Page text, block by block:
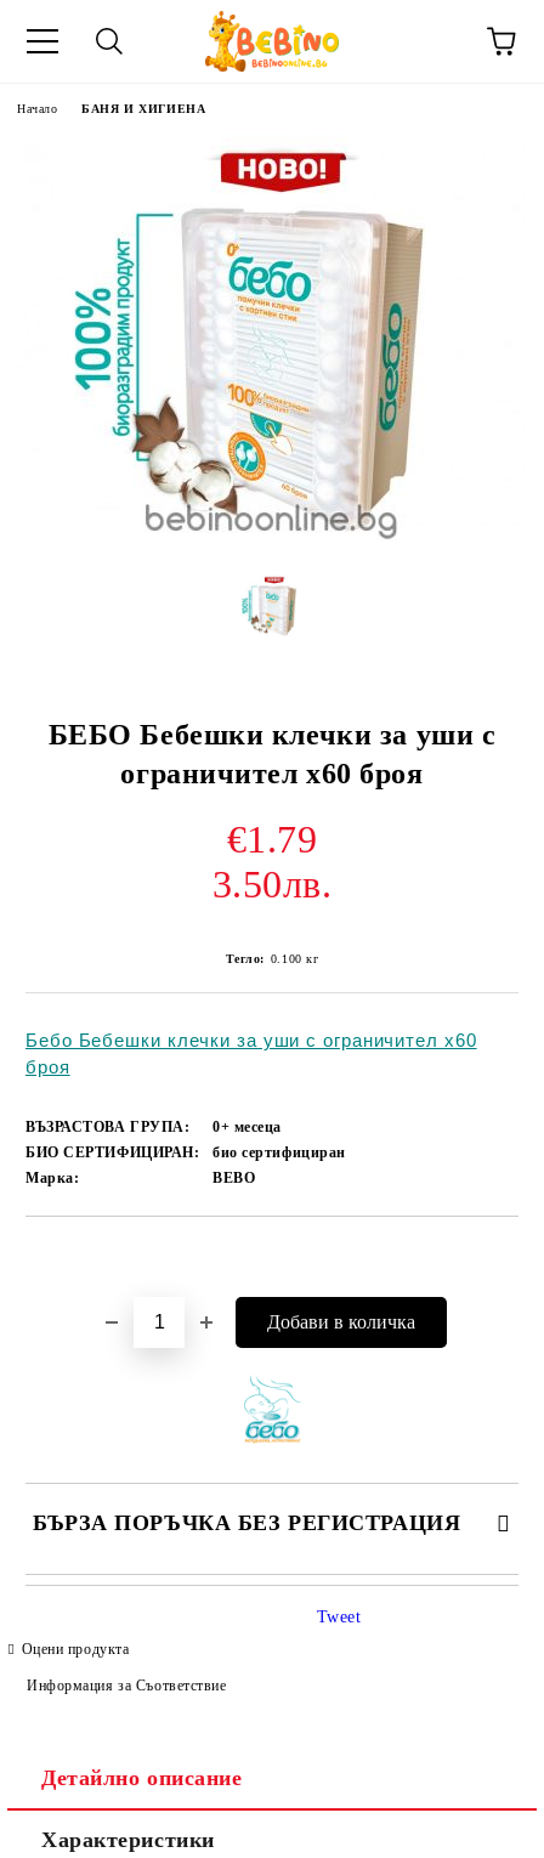
Начало БАНЯ И ХИГИЕНА
БЕБО Бебешки клечки за уши с
ограничител x60 броя
€1.79
3.50лв.
Тегло: 0.100 кг
Бебо Бебешки клечки за уши с ограничител x60
броя
ВЪЗРАСТОВА ГРУПА:
0+ месеца
БИО СЕРТИФИЦИРАН:
био сертифициран
Марка:
BEBO
БЪРЗА ПОРЪЧКА БЕЗ РЕГИСТРАЦИЯ
САМО ПОПЪЛНЕТЕ 4 ПОЛЕТА
Съгласен съм сПолитиката за лични данни
Ние ще се свържем с вас в рамките на работния ден.
Оцени продукта
Информация за Съответствие
Tweet
Детайлно описание
Характеристики